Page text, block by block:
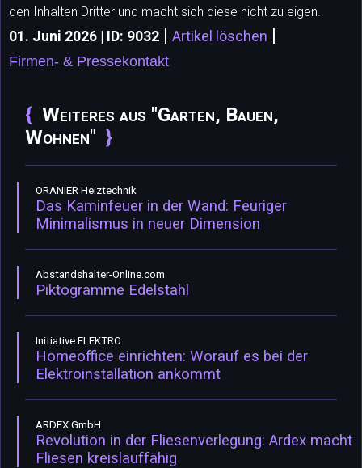
den Inhalten Dritter und macht sich diese nicht zu eigen.
01. Juni 2026 | ID: 9032 | Artikel löschen |
Firmen- & Pressekontakt
Weiteres aus "Garten, Bauen,
Wohnen"
ORANIER Heiztechnik
Das Kaminfeuer in der Wand: Feuriger
Minimalismus in neuer Dimension
Abstandshalter-Online.com
Piktogramme Edelstahl
Initiative ELEKTRO
Homeoffice einrichten: Worauf es bei der
Elektroinstallation ankommt
ARDEX GmbH
Revolution in der Fliesenverlegung: Ardex macht
Fliesen kreislauffähig